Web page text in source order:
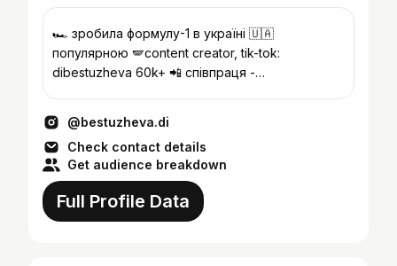
🏎️ зробила формулу-1 в україні 🇺🇦
популярною 🪽content creator, tik-tok:
dibestuzheva 60k+ 📲 співпраця -
@bestuzheva.di
Check contact details
Get audience breakdown
Full Profile Data